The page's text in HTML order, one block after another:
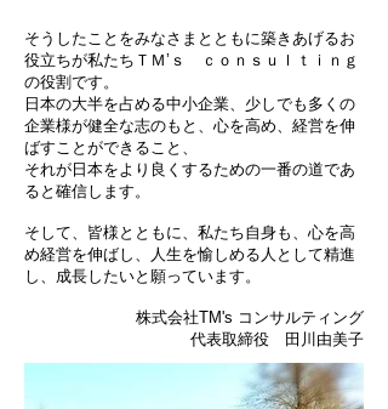
そうしたことをみなさまとともに築きあげるお
役立ちが私たちＴＭ’ｓ ｃｏｎｓｕｌｔｉｎｇ
の役割です。
日本の大半を占める中小企業、少しでも多くの
企業様が健全な志のもと、心を高め、経営を伸
ばすことができること、
それが日本をより良くするための一番の道であ
ると確信します。
そして、皆様とともに、私たち自身も、心を高
め経営を伸ばし、人生を愉しめる人として精進
し、成長したいと願っています。
株式会社TM's コンサルティング
代表取締役 田川由美子